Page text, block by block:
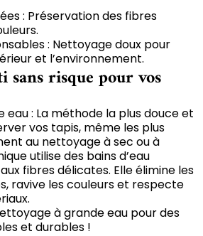
: Préservation des fibres
: Nettoyage doux pour
et l’environnement.
sans risque pour vos
eau : La méthode la plus douce et
vos tapis, même les plus
au nettoyage à sec ou à
utilise des bains d’eau
fibres délicates. Elle élimine les
ravive les couleurs et respecte
à grande eau pour des
et durables !